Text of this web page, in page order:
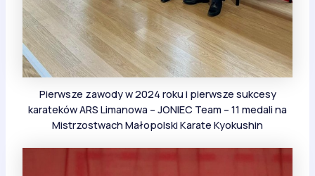
Pierwsze zawody w 2024 roku i pierwsze sukcesy
karateków ARS Limanowa – JONIEC Team – 11 medali na
Mistrzostwach Małopolski Karate Kyokushin